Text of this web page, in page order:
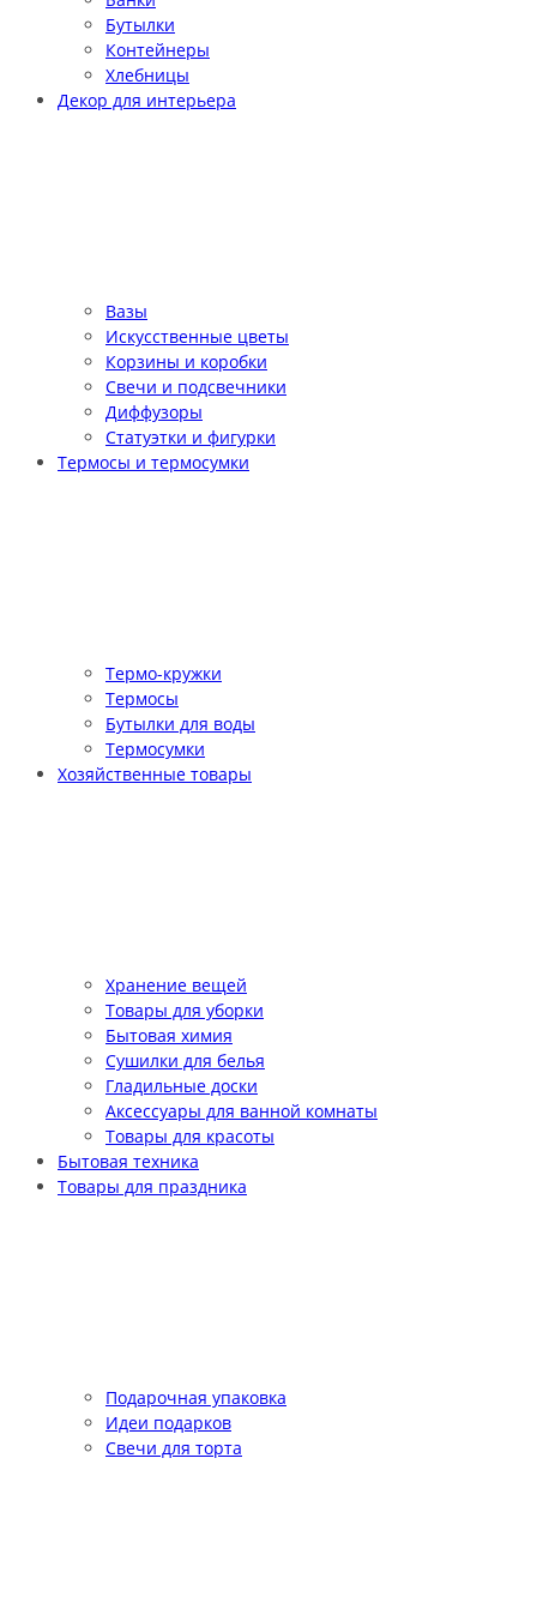
Бутылки
Контейнеры
Хлебницы
Декор для интерьера
Вазы
Искусственные цветы
Корзины и коробки
Свечи и подсвечники
Диффузоры
Статуэтки и фигурки
Термосы и термосумки
Термо-кружки
Термосы
Бутылки для воды
Термосумки
Хозяйственные товары
Хранение вещей
Товары для уборки
Бытовая химия
Сушилки для белья
Гладильные доски
Аксессуары для ванной комнаты
Товары для красоты
Бытовая техника
Товары для праздника
Подарочная упаковка
Идеи подарков
Свечи для торта